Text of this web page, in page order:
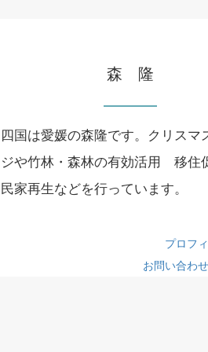
森 隆
四国は愛媛の森隆です。クリスマ
ジや竹林・森林の有効活用 移住
民家再生などを行っています。
プロフ
お問い合わ